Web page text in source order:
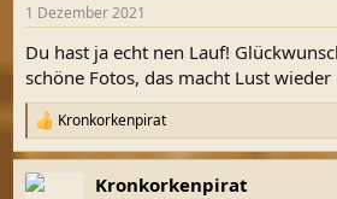
e
:
1 Dezember 2021
Du hast ja echt nen Lauf!
schöne Fotos, das macht Lust
R
e
a
k
Kronkorkenpirat
Kronkorkenpirat